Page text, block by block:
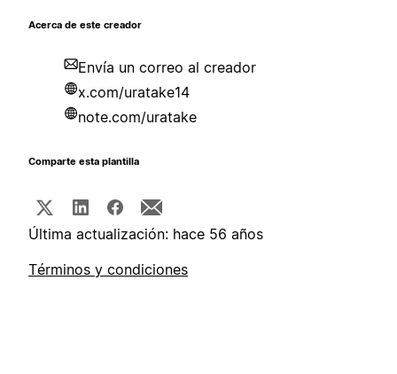
Acerca de este creador
Envía un correo al creador
x.com/uratake14
note.com/uratake
Comparte esta plantilla
Última actualización: hace 56 años
Términos y condiciones